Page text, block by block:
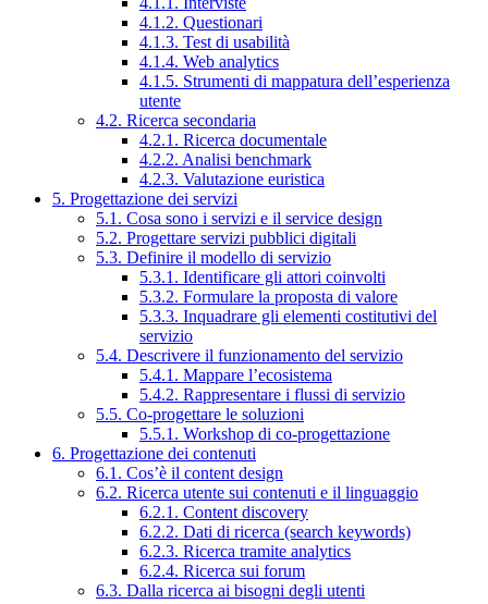
4.1.2. Questionari
4.1.3. Test di usabilità
4.1.4. Web analytics
4.1.5. Strumenti di mappatura dell’esperienza
utente
4.2. Ricerca secondaria
4.2.1. Ricerca documentale
4.2.2. Analisi benchmark
4.2.3. Valutazione euristica
5. Progettazione dei servizi
5.1. Cosa sono i servizi e il service design
5.2. Progettare servizi pubblici digitali
5.3. Definire il modello di servizio
5.3.1. Identificare gli attori coinvolti
5.3.2. Formulare la proposta di valore
5.3.3. Inquadrare gli elementi costitutivi del
servizio
5.4. Descrivere il funzionamento del servizio
5.4.1. Mappare l’ecosistema
5.4.2. Rappresentare i flussi di servizio
5.5. Co-progettare le soluzioni
5.5.1. Workshop di co-progettazione
6. Progettazione dei contenuti
6.1. Cos’è il content design
6.2. Ricerca utente sui contenuti e il linguaggio
6.2.1. Content discovery
6.2.2. Dati di ricerca (search keywords)
6.2.3. Ricerca tramite analytics
6.2.4. Ricerca sui forum
6.3. Dalla ricerca ai bisogni degli utenti